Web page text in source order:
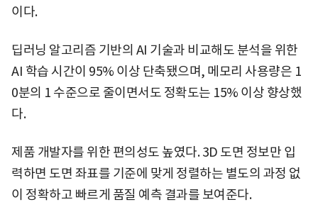
이다.
딥러닝 알고리즘 기반의 AI 기술과 비교해도 분석을 위한
AI 학습 시간이 95% 이상 단축됐으며, 메모리 사용량은 1
0분의 1 수준으로 줄이면서도 정확도는 15% 이상 향상했
다.
제품 개발자를 위한 편의성도 높였다. 3D 도면 정보만 입
력하면 도면 좌표를 기준에 맞게 정렬하는 별도의 과정 없
이 정확하고 빠르게 품질 예측 결과를 보여준다.